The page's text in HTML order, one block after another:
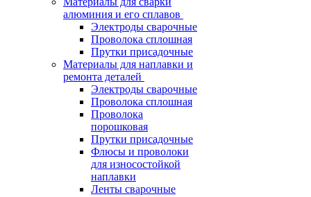
алюминия и его сплавов
Электроды сварочные
Проволока сплошная
Прутки присадочные
Материалы для наплавки и
ремонта деталей
Электроды сварочные
Проволока сплошная
Проволока
порошковая
Прутки присадочные
Флюсы и проволоки
для износостойкой
наплавки
Ленты сварочные